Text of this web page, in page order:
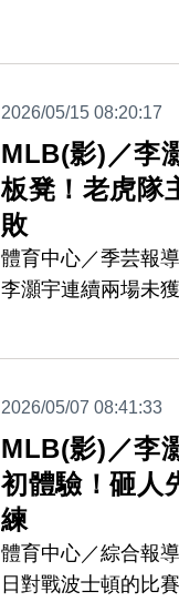
2026/05/15 08:20:17
MLB(影)／李
板凳！老虎隊
敗
體育中心／季芸報
李灝宇連續兩場未
就以4：9吞敗遭橫掃
2026/05/07 08:41:33
MLB(影)／李
初體驗！砸人
練
體育中心／綜合報
日對戰波士頓的比